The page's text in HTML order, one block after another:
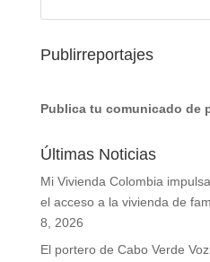
Publirreportajes
Publica tu comunicado de
Últimas Noticias
Mi Vivienda Colombia
el acceso a la vivienda de
8, 2026
El portero de Cabo Verde